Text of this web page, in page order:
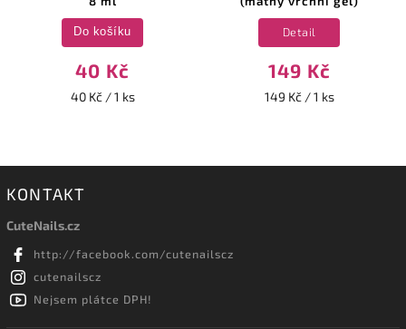
40 Kč
40 Kč / 1 ks
Do košíku
149 Kč
149 Kč / 1 ks
Detail
KONTAKT
CuteNails.cz
http://facebook.com/cutenailscz
cutenailscz
Nejsem plátce DPH!